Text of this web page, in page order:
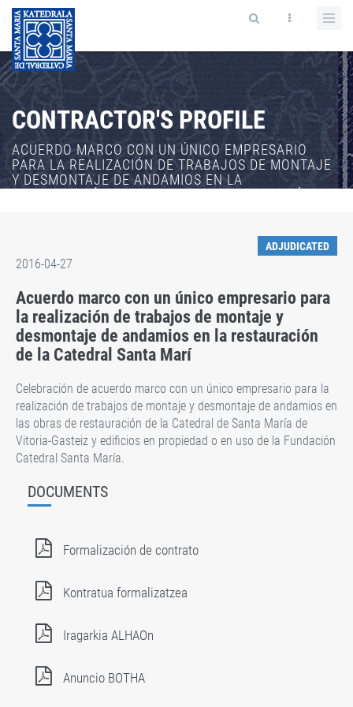
CONTRACTOR'S PROFILE
ACUERDO MARCO CON UN ÚNICO EMPRESARIO
PARA LA REALIZACIÓN DE TRABAJOS DE MONTAJE
Y DESMONTAJE DE ANDAMIOS EN LA
ADJUDICATED
2016-04-27
Acuerdo marco con un único empresario para
la realización de trabajos de montaje y
desmontaje de andamios en la restauración
de la Catedral Santa Marí
Celebración de acuerdo marco con un único empresario para la
realización de trabajos de montaje y desmontaje de andamios en
las obras de restauración de la Catedral de Santa María de
Vitoria-Gasteiz y edificios en propiedad o en uso de la Fundación
Catedral Santa María.
DOCUMENTS
Formalización de contrato
Kontratua formalizatzea
Iragarkia ALHAOn
Anuncio BOTHA